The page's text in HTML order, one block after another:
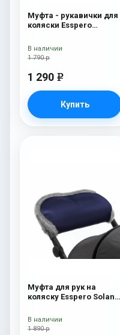
Муфта - рукавички для
коляски Esspero
шерсть) Chocolat
1 790 р
1 290 e
Купить
В наличии
Муфта для рук на
коляску Esspero Solana
Deep Ocean
1 890 р
В наличии